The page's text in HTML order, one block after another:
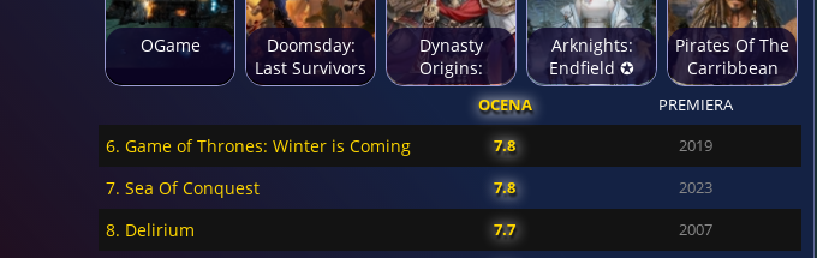
OGame
Doomsday:
Last Survivors
Dynasty
Origins:
Pioneer
Arknights:
Endfield ✪
Anime świat
Pirates Of The
Carribbean
OCENA PREMIERA
6. Game of Thrones: Winter is Coming 7.8 2019
7. Sea Of Conquest 7.8 2023
8. Delirium 7.7 2007